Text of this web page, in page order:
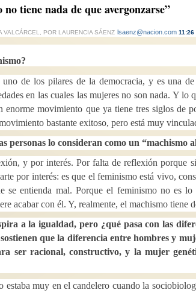
tiene nada de que avergonzarse”
VALCÁRCEL, POR LAURENCIA SÁENZ lsaenz@nacion.com11:26
de los pilares de la democracia, y es una
en las cuales las mujeres no son nada. Y
enorme movimiento que ya tiene tres siglos de
bastante exitoso, pero está muy
personas lo consideran como un “machismo
y por interés. Por falta de reflexión porque
por interés: es que el feminismo está vivo,
se entienda mal. Porque el feminismo no es
acabar con él. Y, realmente, el machismo tiene
a la igualdad, pero ¿qué pasa con las
que la diferencia entre hombres y
ser racional, constructivo, y la mujer
estaba muy en el candelero cuando la